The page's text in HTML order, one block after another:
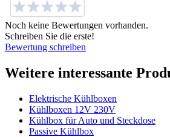
Noch keine Bewertungen vorhanden.
Schreiben Sie die erste!
Bewertung schreiben
Weitere interessante
Elektrische Kühlboxen
Kühlboxen 12V 230V
Kühlbox für Auto und Steckdose
Passive Kühlbox